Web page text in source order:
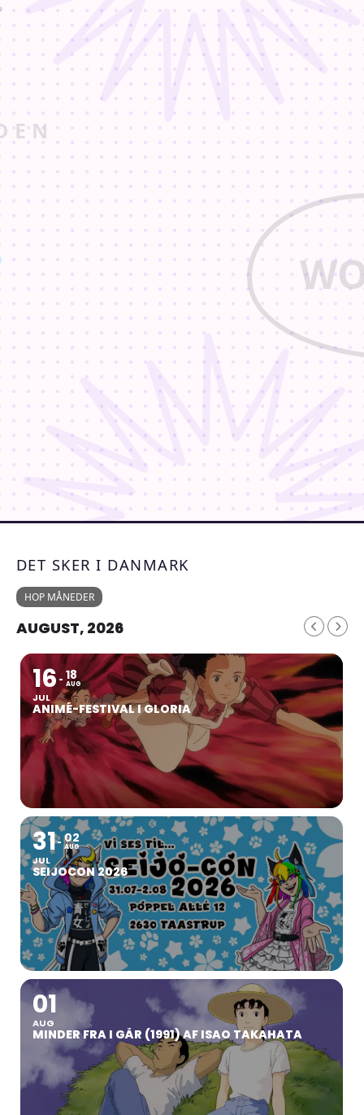
DET SKER I DANMARK
HOP MÅNEDER
AUGUST, 2026
16
JUL
18
AUG
ANIMÉ-FESTIVAL I GLORIA
31
JUL
02
AUG
SEIJOCON 2026
01
AUG
MINDER FRA I GÅR (1991) AF ISAO TAKAHATA